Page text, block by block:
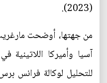
(2023).
من جهتها، أوضحت
آسيا وأميركا اللاتينية
للتحليل لوكالة فرانس